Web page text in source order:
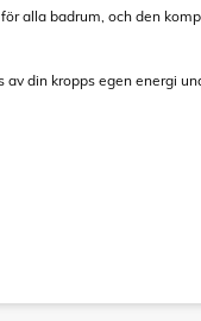
alla badrum, och den
din kropps egen energi